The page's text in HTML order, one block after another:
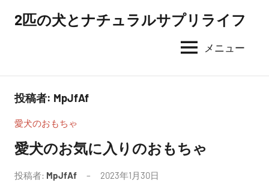
ツ
2匹の犬とナチュラルサプリライフ
メニュー
投稿者: MpJfAf
愛犬のおもちゃ
愛犬のお気に入りのおもちゃ
投稿者: MpJfAf 2023年1月30日